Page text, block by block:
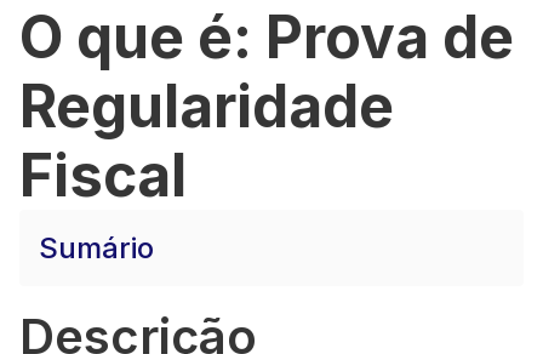
O que é: Prova de
Regularidade
Fiscal
Sumário
Descrição